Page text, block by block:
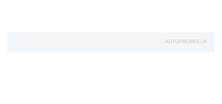
AUTOPROMOCJA